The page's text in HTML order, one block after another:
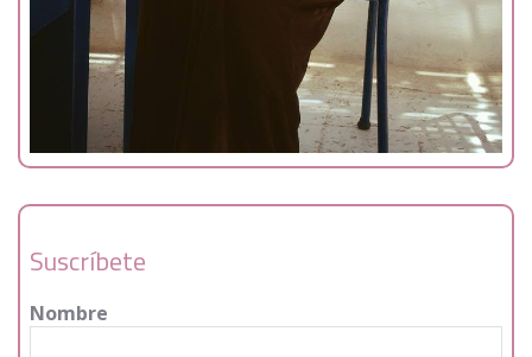
Suscríbete
Nombre